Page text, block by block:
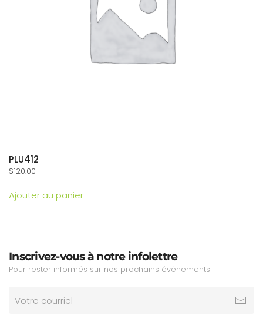
PLU412
$120.00
Ajouter au panier
Inscrivez-vous à notre infolettre
Pour rester informés sur nos prochains événements